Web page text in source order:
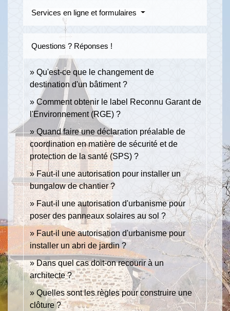
Services en ligne et formulaires
Questions ? Réponses !
Qu'est-ce que le changement de
destination d'un bâtiment ?
Comment obtenir le label Reconnu Garant de
l'Environnement (RGE) ?
Quand faire une déclaration préalable de
coordination en matière de sécurité et de
protection de la santé (SPS) ?
Faut-il une autorisation pour installer un
bungalow de chantier ?
Faut-il une autorisation d'urbanisme pour
poser des panneaux solaires au sol ?
Faut-il une autorisation d'urbanisme pour
installer un abri de jardin ?
Dans quel cas doit-on recourir à un
architecte ?
Quelles sont les règles pour construire une
clôture ?